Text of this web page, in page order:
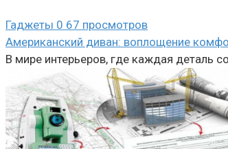
Гаджеты 0 67 просмотров
Американский диван: воплощение
В мире интерьеров, где каждая деталь